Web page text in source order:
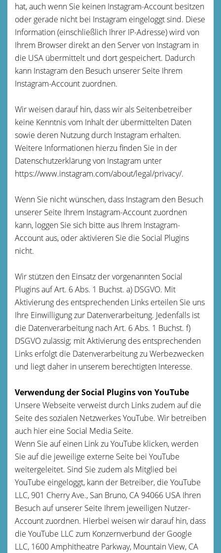
hat, auch wenn Sie keinen Instagram-Account besitzen
oder gerade nicht bei Instagram eingeloggt sind. Diese
Information (einschließlich Ihrer IP-Adresse) wird von
Ihrem Browser direkt an den Server von Instagram in
die USA übermittelt und dort gespeichert. Dadurch
kann Instagram den Besuch unserer Seite Ihrem
Instagram-Account zuordnen.
Wir weisen darauf hin, dass wir als Seitenbetreiber
keine Kenntnis vom Inhalt der übermittelten Daten
sowie deren Nutzung durch Instagram erhalten.
Weitere Informationen hierzu finden Sie in der
Datenschutzerklärung von Instagram unter
https://www.instagram.com/about/legal/privacy/.
Wenn Sie nicht wünschen, dass Instagram den Besuch
unserer Seite Ihrem Instagram-Account zuordnen
kann, loggen Sie sich bitte aus Ihrem Instagram-
Account aus, oder aktivieren Sie die Social Plugins
nicht.
Wir stützen den Einsatz der vorgenannten Social
Plugins auf Art. 6 Abs. 1 Buchst. a) DSGVO. Mit
Aktivierung des entsprechenden Links erteilen Sie uns
Ihre Einwilligung zur Datenverarbeitung. Jedenfalls ist
die Datenverarbeitung nach Art. 6 Abs. 1 Buchst. f)
DSGVO zulässig; mit Aktivierung des entsprechenden
Links erfolgt die Datenverarbeitung zu Werbezwecken
und liegt daher in unserem berechtigten Interesse.
Verwendung der Social Plugins von YouTube
Unsere Webseite verweist durch Links zudem auf die
Seite des sozialen Netzwerkes YouTube. Wir betreiben
auch hier eine Social Media Seite.
Wenn Sie auf einen Link zu YouTube klicken, werden
Sie auf die jeweilige externe Seite bei YouTube
weitergeleitet. Sind Sie zudem als Mitglied bei
YouTube eingeloggt, kann der Betreiber, die YouTube
LLC, 901 Cherry Ave., San Bruno, CA 94066 USA Ihren
Besuch auf unserer Seite Ihrem jeweiligen Nutzer-
Account zuordnen. Hierbei weisen wir darauf hin, dass
die YouTube LLC zum Konzernverbund der Google
LLC, 1600 Amphitheatre Parkway, Mountain View, CA